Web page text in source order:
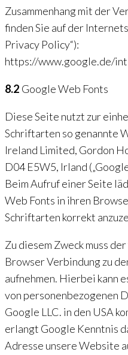
Zusammenhang mit der
finden Sie auf der
Privacy Policy“):
https://www.google.de/
8.2 Google Web Fonts
Diese Seite nutzt zur
Schriftarten so genannte
Ireland Limited, Gordon
D04 E5W5, Irland
Beim Aufruf einer Seite
Web Fonts in ihren
Schriftarten korrekt
Zu diesem Zweck muss
Browser Verbindung zu
aufnehmen. Hierbei kann
von personenbezogenen
Google LLC. in den USA
erlangt Google Kenntnis
Adresse unsere Website